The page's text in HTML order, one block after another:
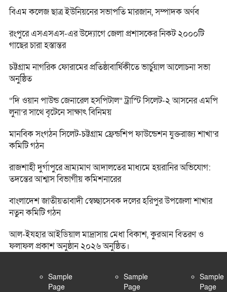
বিএম কলেজ ছাত্র ইউনিয়নের সভাপতি মারজান, সম্পাদক অর্ণব
রংপুরে এসএসএস-এর উদ্যোগে জেলা প্রশাসকের নিকট ২০০০টি
গাছের চারা হস্তান্তর
চট্টগ্রাম নাগরিক ফোরামের প্রতিষ্ঠাবার্ষিকীতে ভার্চুয়াল আলোচনা সভা
অনুষ্ঠিত
“দি ওয়ান পাউন্ড জেনারেল হসপিটাল” ট্রাস্টি সিলেট-২ আসনের এমপি
লুনা’র সা‌থে বৃটেনে সাক্ষাৎ বিনিময়
মানবিক সংগঠন সিলেট-চট্টগ্রাম ফ্রেন্ডশিপ ফাউন্ডেশন যুক্তরাজ্য শাখা’র
কমিটি গঠন
রাজশাহী দুর্গাপুরে ভ্রাম্যমাণ আদালতের মাধ্যমে হয়রানির অভিযোগ:
তদন্তের আশ্বাস বিভাগীয় কমিশনারের
বাংলাদেশ জাতীয়তাবাদী স্বেচ্ছাসেবক দলের হরিপুর উপজেলা শাখার
নতুন কমিটি গঠন
আল-ইযহার আইডিয়াল মাদ্রাসায় মেধা বিকাশ, কুরআন বিতরণ ও
ফলাফল প্রকাশ অনুষ্ঠান ২০২৬ অনুষ্ঠিত।
Sample
Page
Sample
Page
Sample
Page